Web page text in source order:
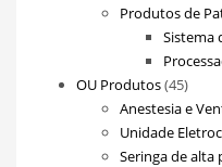
Produtos de
Sistema
OU Produtos 4545
Anestesia e
Unidade
Seringa de alta